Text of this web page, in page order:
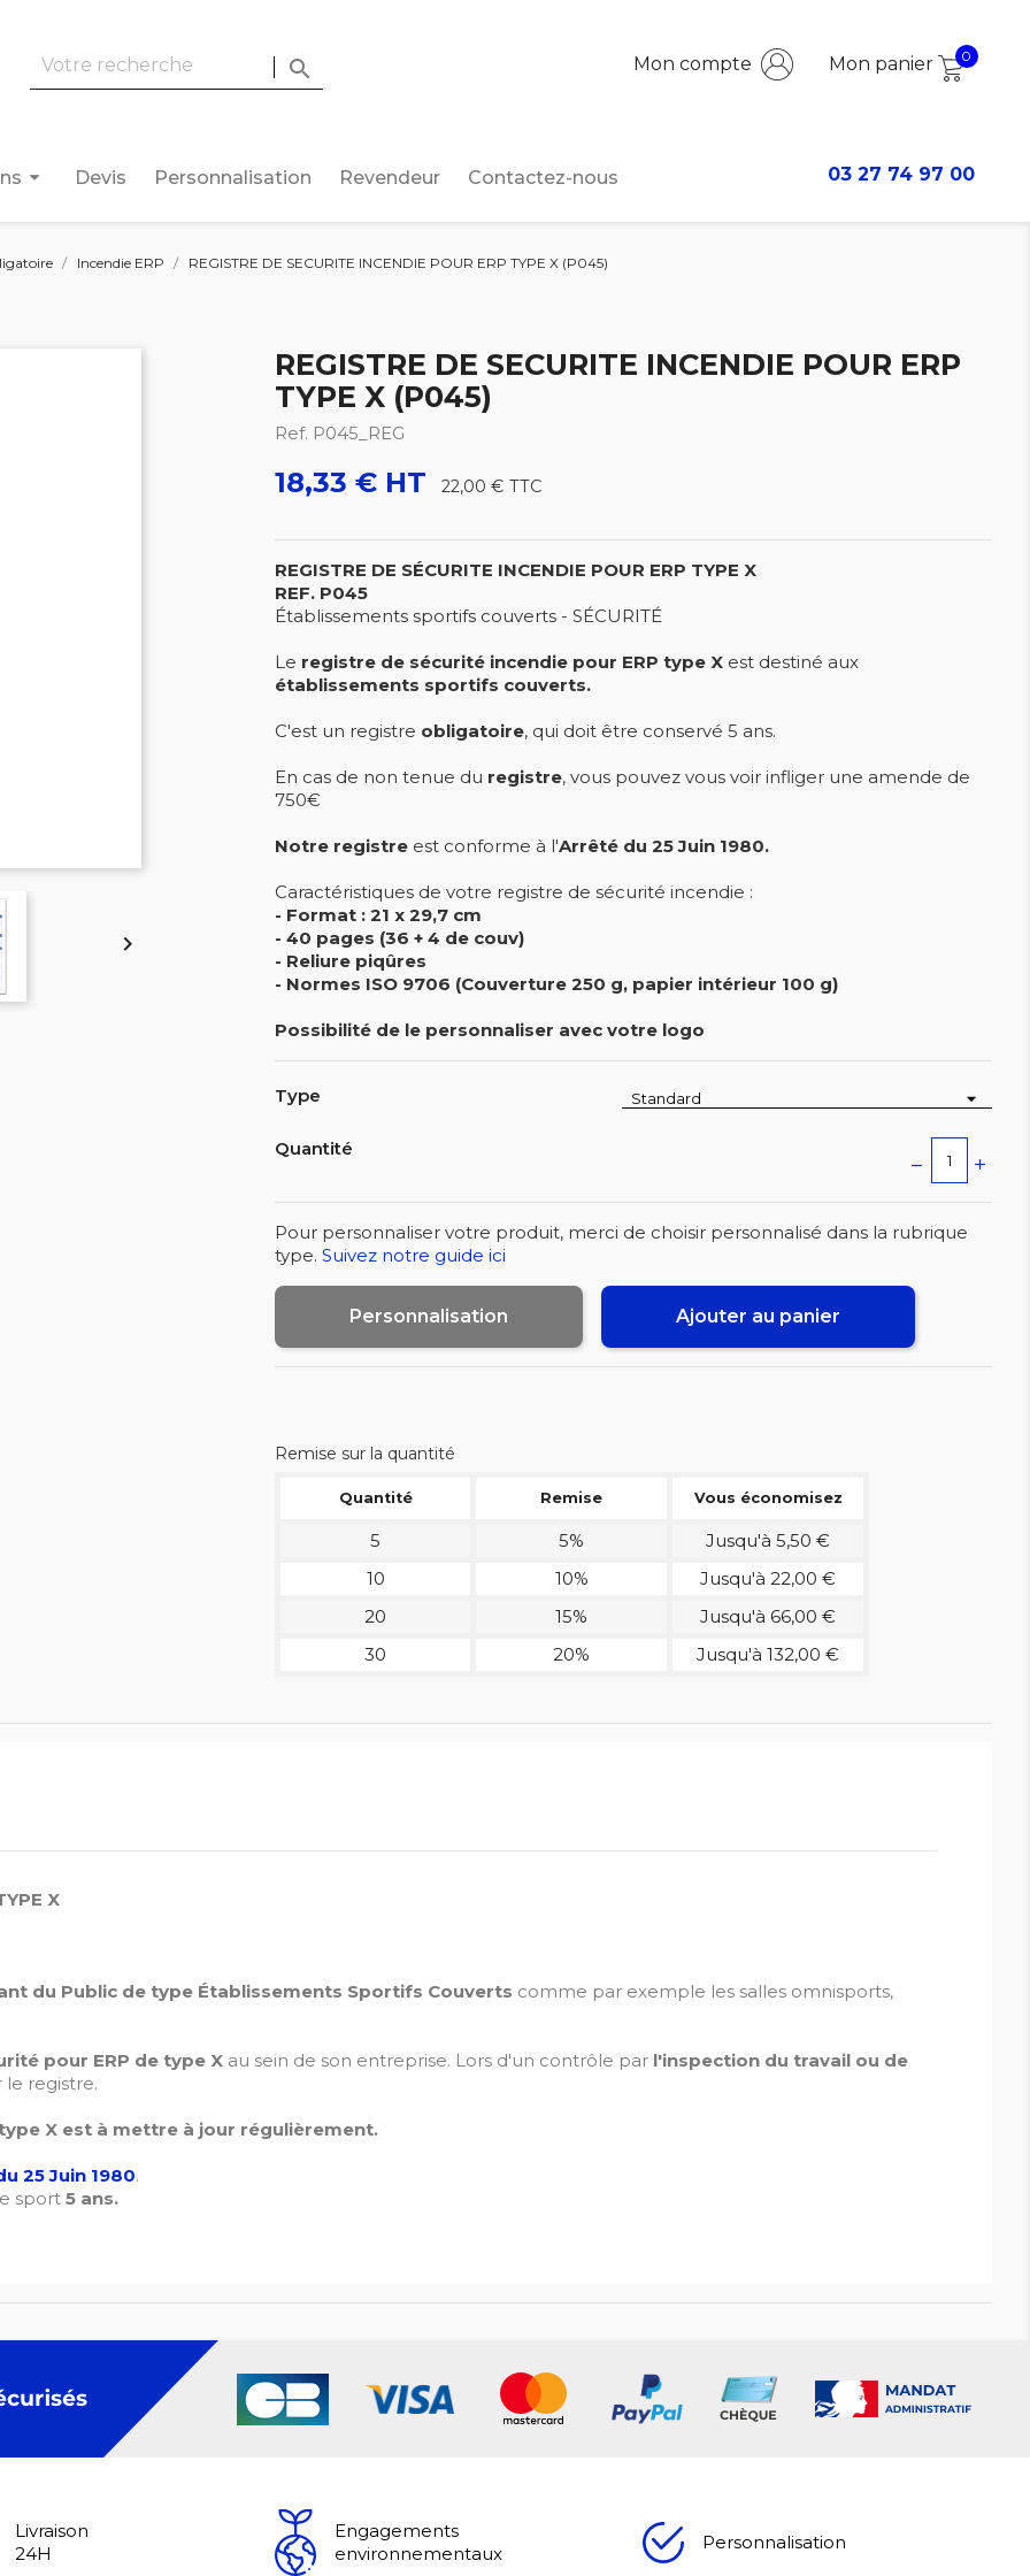
 Mon compte Mon panier 0
arrow_drop_down Devis Personnalisation Revendeur Contactez-nous 03 27 74 97 00
Incendie ERP REGISTRE DE SECURITE INCENDIE POUR ERP TYPE X (P045)

REGISTRE DE SECURITE INCENDIE POUR ERP
TYPE X (P045)
Ref. P045_REG
18,33 € HT 22,00 € TTC
REGISTRE DE SÉCURITE INCENDIE POUR ERP TYPE X
REF. P045
Établissements sportifs couverts - SÉCURITÉ
Le registre de sécurité incendie pour ERP type X est destiné aux
établissements sportifs couverts.
C'est un registre obligatoire, qui doit être conservé 5 ans.
En cas de non tenue du registre, vous pouvez vous voir infliger une amende de
750€
Notre registre est conforme à l'Arrêté du 25 Juin 1980.
Caractéristiques de votre registre de sécurité incendie :
- Format : 21 x 29,7 cm
- 40 pages (36 + 4 de couv)
- Reliure piqûres
- Normes ISO 9706 (Couverture 250 g, papier intérieur 100 g)
Possibilité de le personnaliser avec votre logo
Type
Quantité
Pour personnaliser votre produit, merci de choisir personnalisé dans la rubrique
type. Suivez notre guide ici
Personnalisation Ajouter au panier
Remise sur la quantité
Quantité Remise Vous économisez
5 5%
Jusqu'à 5,50 €
10
10%
Jusqu'à 22,00 €
20
15%
Jusqu'à 66,00 €
30
20% Jusqu'à 132,00 €
X
du Public de type Établissements Sportifs Couverts comme par exemple les salles omnisports,
pour ERP de type X au sein de son entreprise. Lors d'un contrôle par l'inspection du travail ou de
registre.
X est à mettre à jour régulièrement.
25 Juin 1980.
sport 5 ans.
Livraison
24H
Engagements
environnementaux
Personnalisation